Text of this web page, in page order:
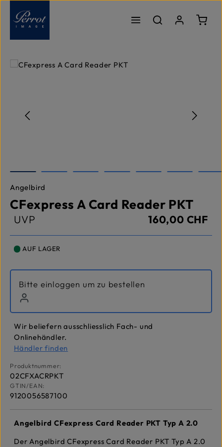
Zum Hauptinhalt springen
Bildergalerie überspringen
Angelbird
CFexpress A Card Reader PKT
UVP 160,00 CHF
AUF LAGER
Bitte einloggen um zu bestellen
Wir beliefern ausschliesslich Fach- und
Onlinehändler.
Händler finden
Produktnummer:
02CFXACRPKT
GTIN/EAN:
9120056587100
Angelbird CFexpress Card Reader PKT Typ A 2.0
Der Angelbird CFexpress Card Reader PKT Typ A 2.0